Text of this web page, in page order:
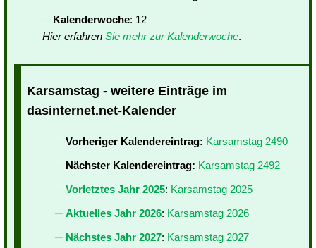
Kalenderwoche: 12
Hier erfahren Sie mehr zur Kalenderwoche.
Karsamstag - weitere Einträge im
dasinternet.net-Kalender
Vorheriger Kalendereintrag: Karsamstag 2490
Nächster Kalendereintrag: Karsamstag 2492
Vorletztes Jahr 2025: Karsamstag 2025
Aktuelles Jahr 2026: Karsamstag 2026
Nächstes Jahr 2027: Karsamstag 2027